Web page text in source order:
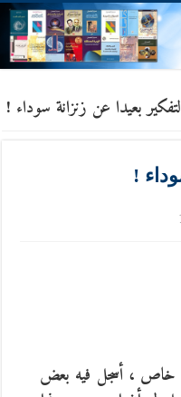
بعيدا عن زنزانة سوداء !
!
خاص ، أسجل فيه بعض